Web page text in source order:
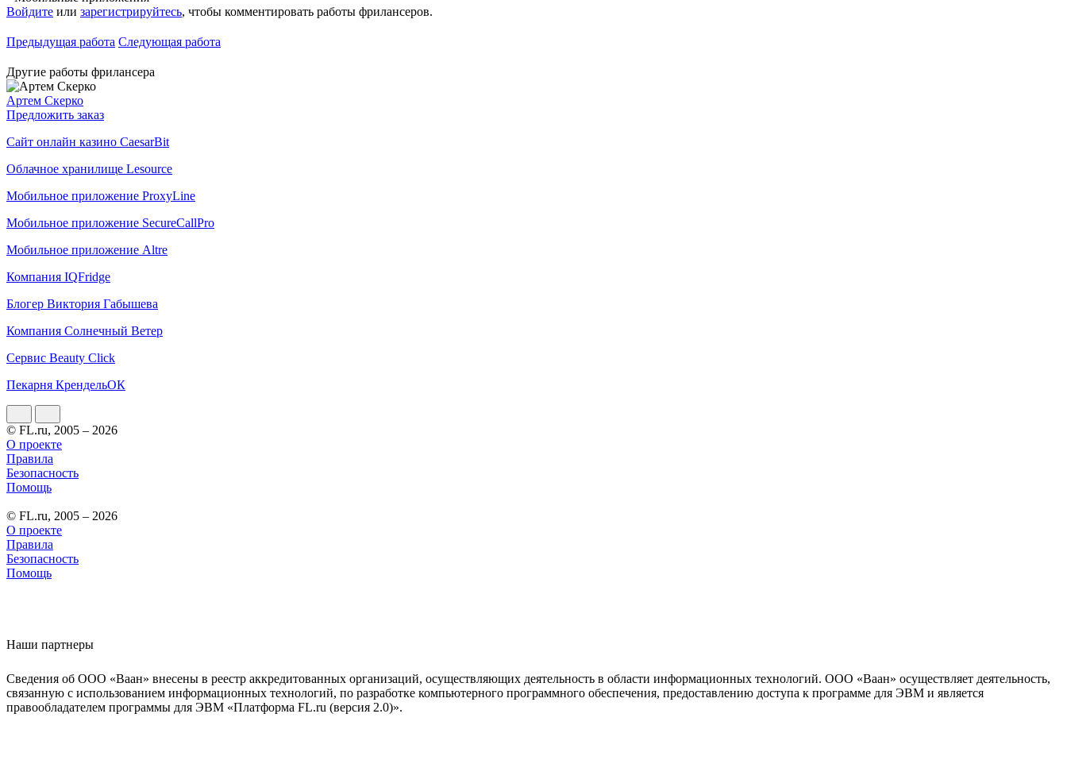
Войдите или зарегистрируйтесь, чтобы комментировать работы фрилансеров.
Предыдущая работа Следующая работа
Другие работы фрилансера
Артем Скерко
Предложить заказ
Сайт онлайн казино CaesarBit
Облачное хранилище Lesource
Мобильное приложение ProxyLine
Мобильное приложение SecureCallPro
Мобильное приложение Altre
Компания IQFridge
Блогер Виктория Габышева
Компания Солнечный Ветер
Сервис Beauty Click
Пекарня КрендельОК
© FL.ru, 2005 – 2026
О проекте
Правила
Безопасность
Помощь
© FL.ru, 2005 – 2026
О проекте
Правила
Безопасность
Помощь
Наши партнеры
Сведения об ООО «Ваан» внесены в реестр аккредитованных организаций, осуществляющих деятельность в области информационных технологий. ООО «Ваан» осуществляет деятельность,
связанную с использованием информационных технологий, по разработке компьютерного программного обеспечения, предоставлению доступа к программе для ЭВМ и является
правообладателем программы для ЭВМ «Платформа FL.ru (версия 2.0)».